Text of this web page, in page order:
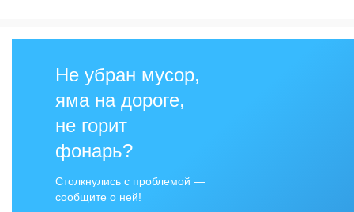
Не убран мусор,
яма на дороге,
не горит
фонарь?
Столкнулись с проблемой —
сообщите о ней!